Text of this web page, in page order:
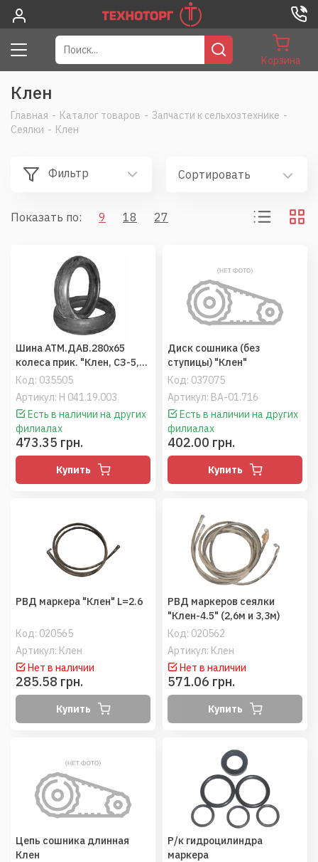
Корзина
Клен
Главная - Каталог товаров - Запчасти к сельхозтехнике -
Сеялки - Клен
Фильтр Сортировать
Показать по: 9 18 27
Код: 035505
Артикул: Н 041.19.003
Шина АТМ.ДАВ.280х65
колеса прик. "Клен, СЗ-5,4,
УПС,Тодак", Альфа
Есть в наличии на других
филиалах
473.35 грн.
Купить
Код: 037075
Артикул: ВА-01.716
Диск сошника (без
ступицы) "Клен"
Есть в наличии на других
филиалах
402.00 грн.
Купить
Код: 020565
Артикул: Клен
РВД маркера "Клен" L=2.6
Нет в наличии
285.58 грн.
Купить
Код: 020562
Артикул: Клен
РВД маркеров сеялки
"Клен-4.5" (2,6м и 3,3м)
Нет в наличии
571.06 грн.
Купить
Цепь сошника длинная
Клен
Р/к гидроцилиндра
маркера